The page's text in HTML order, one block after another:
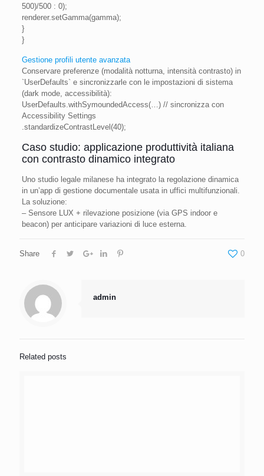
500)/500 : 0);
renderer.setGamma(gamma);
}
}
Gestione profili utente avanzata
Conservare preferenze (modalità notturna, intensità contrasto) in
`UserDefaults` e sincronizzarle con le impostazioni di sistema
(dark mode, accessibilità):
UserDefaults.withSymoundedAccess(…) // sincronizza con
Accessibility Settings
.standardizeContrastLevel(40);
Caso studio: applicazione produttività italiana
con contrasto dinamico integrato
Uno studio legale milanese ha integrato la regolazione dinamica
in un’app di gestione documentale usata in uffici multifunzionali.
La soluzione:
– Sensore LUX + rilevazione posizione (via GPS indoor e
beacon) per anticipare variazioni di luce esterna.
Share 0
admin
Related posts